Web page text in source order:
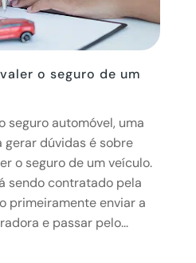
o seguro de um
seguro automóvel, uma
dúvidas é sobre
o seguro de um veículo.
sendo contratado pela
primeiramente enviar a
e passar pelo...